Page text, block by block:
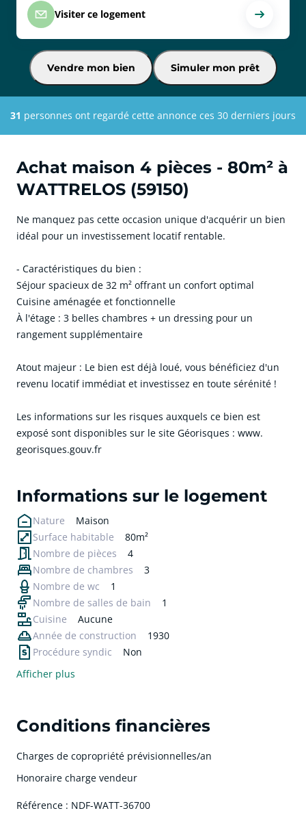
Achat maison 4 pièces - 80m² à
WATTRELOS (59150)
Ne manquez pas cette occasion unique d'acquérir un bien
idéal pour un investissement locatif rentable.
- Caractéristiques du bien :
Séjour spacieux de 32 m² offrant un confort optimal
Cuisine aménagée et fonctionnelle
À l'étage : 3 belles chambres + un dressing pour un
rangement supplémentaire
Atout majeur : Le bien est déjà loué, vous bénéficiez d'un
revenu locatif immédiat et investissez en toute sérénité !
Les informations sur les risques auxquels ce bien est
exposé sont disponibles sur le site Géorisques : www.
georisques.gouv.fr
Informations sur le logement
Nature
Maison
Surface habitable
80m²
Nombre de pièces
4
Nombre de chambres
3
Nombre de wc
1
Nombre de salles de bain
1
Cuisine
Aucune
Année de construction
1930
Procédure syndic
Non
Afficher plus
Conditions financières
Charges de copropriété prévisionnelles/an
Honoraire charge vendeur
Référence : NDF-WATT-36700
Visiter ce logement
Simuler mon prêt
Vendre mon bien
31 personnes ont regardé cette annonce ces 30 derniers jours